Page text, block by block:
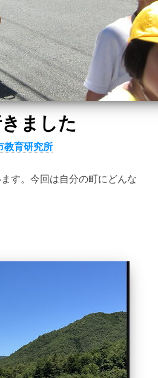
ました
教育研究所
す。今回は自分の町にどんな